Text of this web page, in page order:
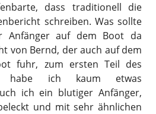
dass traditionell die
schreiben. Was sollte
Anfänger auf dem Boot da
von Bernd, der auch auf dem
fuhr, zum ersten Teil des
habe ich kaum etwas
ich ein blutiger Anfänger,
und mit sehr ähnlichen